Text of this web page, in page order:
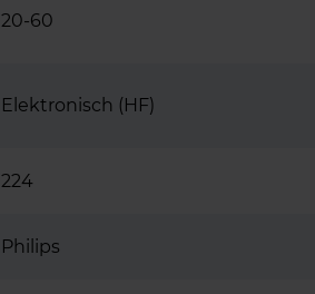
20-60
Elektronisch (HF)
224
Philips